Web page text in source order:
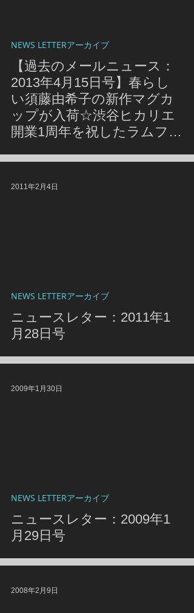
【過去のメールニュース：
2013年4月15日号】春らし
い須藤由希子の新作マグカ
ップが入荷☆渋谷ヒカリエ
開業1周年を祝したラムフロ
中！
NEWS LETTERアーカイブ
ニュースレター：2011年1
月28日号
NEWS LETTERアーカイブ
2011年2月4日
ニュースレター：2009年1
月29日号
NEWS LETTERアーカイブ
2009年1月30日
2008年2月9日